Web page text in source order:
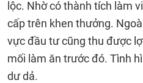
lộc. Nhờ có thành tích làm
cấp trên khen thưởng.
vực đầu tư cũng thu được
mối làm ăn trước đó. Tình
dư dả.